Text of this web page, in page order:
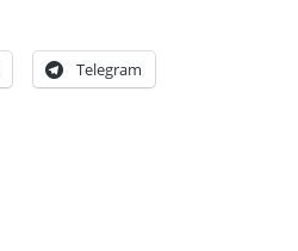
Telegram